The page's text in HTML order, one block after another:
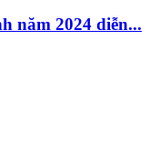
năm 2024 diễn...